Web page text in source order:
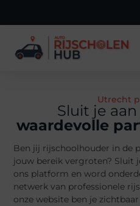
Utrecht
Sluit je
waardevolle
Ben jij rijschoolhouder in de
jouw bereik vergroten? Sluit
ons platform en word
netwerk van professionele
onze website ben je